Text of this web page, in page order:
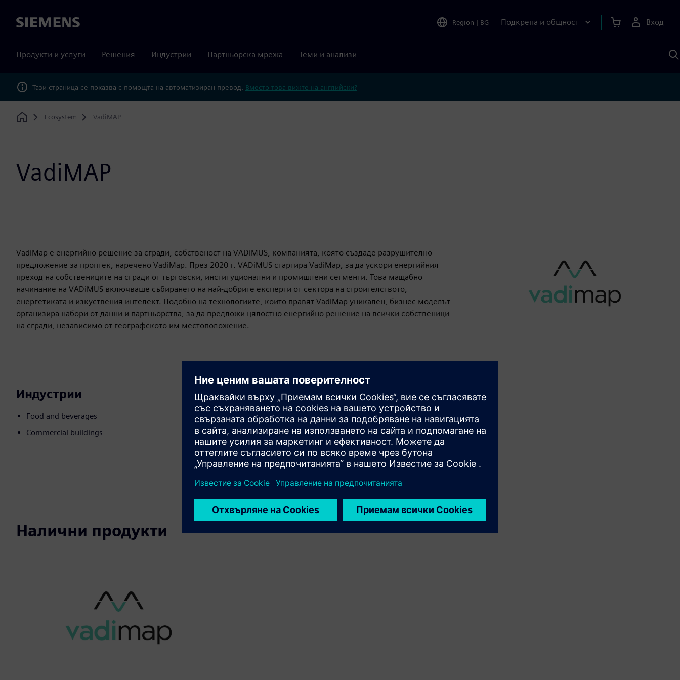
Siemens Region | BG Подкрепа и общност Вход
Продукти и услуги Решения Индустрии Партньорска мрежа Теми и анализи
с
Тази страница се показва с помощта на автоматизиран превод. Вместо това вижте на английски?
Home
Ecosystem VadiMAP
VadiMAP
VadiMap е енергийно решение за сгради, собственост на VADiMUS, компанията, която създаде разрушително
предложение за проптек, наречено VadiMap. През 2020 г. VADiMUS стартира VadiMap, за да ускори енергийния
преход на собствениците на сгради от търговски, институционални и промишлени сегменти. Това мащабно
начинание на VADiMUS включваше събирането на най-добрите експерти от сектора на строителството,
енергетиката и изкуствения интелект. Подобно на технологиите, които правят VadiMap уникален, бизнес моделът
организира набори от данни и партньорства, за да предложи цялостно енергийно решение на всички собственици
на сгради, независимо от географското им местоположение.
Индустрии
Food and beverages
Commercial buildings
Движение
Build
Разширява или надгражда продукт/решение на
Siemens Xcelerator чрез създаване на нов продукт или
създава ново клиентско решение чрез интегриране
на продукта на Siemens Xcelerator и собствен продукт
Налични продукти